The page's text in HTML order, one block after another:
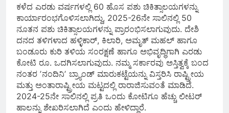
ಕಳೆದ ಎರಡು ವರ್ಷಗಳಲ್ಲಿ 60 ಹೊಸ ಪಶು ಚಿಕಿತ್ಸಾಲಯಗಳನ್ನು
ಕಾರ್ಯಾರಂಭಗೊಳಿಸಲಾಗಿದ್ದು, 2025-26ನೇ ಸಾಲಿನಲ್ಲಿ 50
ನೂತನ ಪಶು ಚಿಕಿತ್ಸಾಲಯಗಳನ್ನು ಪ್ರಾರಂಭಿಸಲಾಗುವುದು. ದೇಶಿ
ದನದ ತಳಿಗಳಾದ ಹಳ್ಳಿಕಾರ್, ಕಿಲಾರಿ, ಅಮೃತ್ ಮಹಲ್ ಹಾಗೂ
ಬಂಡೂರು ಕುರಿ ತಳಿಯ ಸಂರಕ್ಷಣೆ ಹಾಗೂ ಅಭಿವೃದ್ಧಿಗಾಗಿ ಎರಡು
ಕೋಟಿ ರೂ. ಒದಗಿಸಲಾಗುವುದು. ನಮ್ಮ ಸರ್ಕಾರವು ಅಸ್ತಿತ್ವಕ್ಕೆ ಬಂದ
ನಂತರ ʼನಂದಿನಿʼ ಬ್ರ್ಯಾಂಡ್‌ ಮಾರುಕಟ್ಟೆಯನ್ನು ವಿಸ್ತರಿಸಿ ರಾಷ್ಟ್ರೀಯ
ಮತ್ತು ಅಂತಾರಾಷ್ಟ್ರೀಯ ಮಟ್ಟದಲ್ಲಿ ರಾರಾಜಿಸುವಂತೆ ಮಾಡಿದೆ.
2024-25ನೇ ಸಾಲಿನಲ್ಲಿ ಪ್ರತಿ ಒಂದು ಕೋಟಿಗೂ ಹೆಚ್ಚು ಲೀಟರ್
ಹಾಲನ್ನು ಶೇಖರಿಸಲಾಗಿದೆ ಎಂದು ಹೇಳಿದ್ದಾರೆ.